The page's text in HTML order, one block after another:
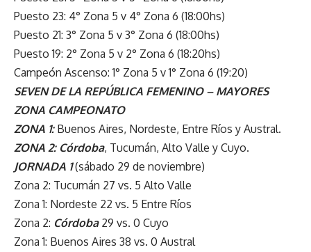
Puesto 23: 4° Zona 5 v 4° Zona 6 (18:00hs)
Puesto 21: 3° Zona 5 v 3° Zona 6 (18:00hs)
Puesto 19: 2° Zona 5 v 2° Zona 6 (18:20hs)
Campeón Ascenso: 1° Zona 5 v 1° Zona 6 (19:20)
SEVEN DE LA REPÚBLICA FEMENINO – MAYORES
ZONA CAMPEONATO
ZONA 1: Buenos Aires, Nordeste, Entre Ríos y Austral.
ZONA 2: Córdoba, Tucumán, Alto Valle y Cuyo.
JORNADA 1(sábado 29 de noviembre)
Zona 2: Tucumán 27 vs. 5 Alto Valle
Zona 1: Nordeste 22 vs. 5 Entre Ríos
Zona 2: Córdoba 29 vs. 0 Cuyo
Zona 1: Buenos Aires 38 vs. 0 Austral